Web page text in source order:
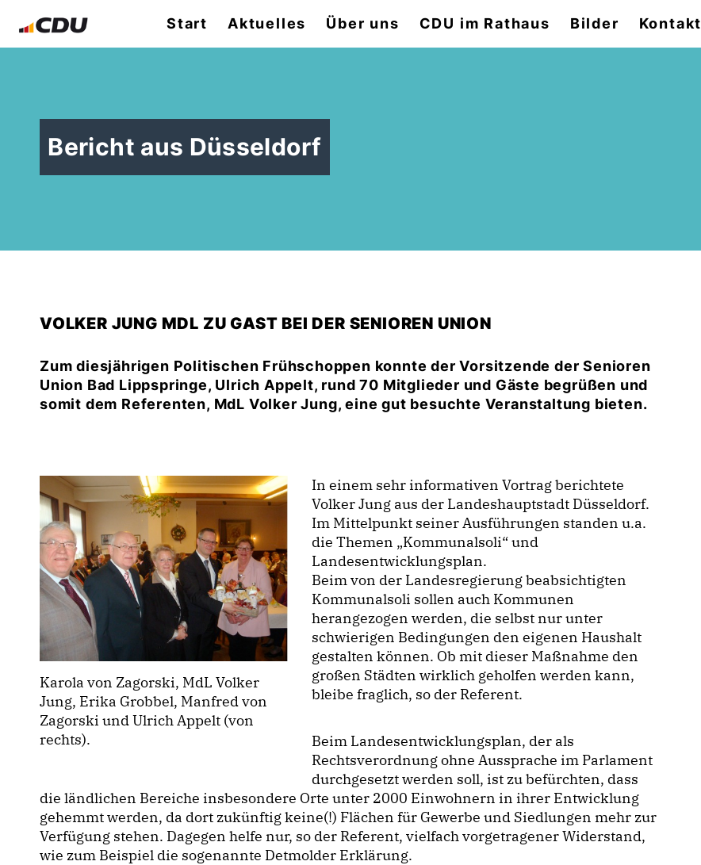
Start Aktuelles Über uns CDU im Rathaus Bilder Kontakt
Bericht aus Düsseldorf
VOLKER JUNG MDL ZU GAST BEI DER SENIOREN UNION
Zum diesjährigen Politischen Frühschoppen konnte der Vorsitzende der Senioren
Union Bad Lippspringe, Ulrich Appelt, rund 70 Mitglieder und Gäste begrüßen und
somit dem Referenten, MdL Volker Jung, eine gut besuchte Veranstaltung bieten.
Karola von Zagorski, MdL Volker
Jung, Erika Grobbel, Manfred von
Zagorski und Ulrich Appelt (von
rechts).
In einem sehr informativen Vortrag berichtete
Volker Jung aus der Landeshauptstadt Düsseldorf.
Im Mittelpunkt seiner Ausführungen standen u.a.
die Themen „Kommunalsoli“ und
Landesentwicklungsplan.
Beim von der Landesregierung beabsichtigten
Kommunalsoli sollen auch Kommunen
herangezogen werden, die selbst nur unter
schwierigen Bedingungen den eigenen Haushalt
gestalten können. Ob mit dieser Maßnahme den
großen Städten wirklich geholfen werden kann,
bleibe fraglich, so der Referent.
Beim Landesentwicklungsplan, der als
Rechtsverordnung ohne Aussprache im Parlament
durchgesetzt werden soll, ist zu befürchten, dass
die ländlichen Bereiche insbesondere Orte unter 2000 Einwohnern in ihrer Entwicklung
gehemmt werden, da dort zukünftig keine(!) Flächen für Gewerbe und Siedlungen mehr zur
Verfügung stehen. Dagegen helfe nur, so der Referent, vielfach vorgetragener Widerstand,
wie zum Beispiel die sogenannte Detmolder Erklärung.